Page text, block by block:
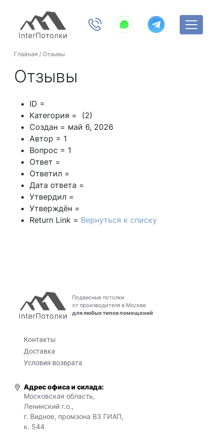
Главная / Отзывы
Отзывы
ID =
Категория = (2)
Создан = май 6, 2026
Автор = 1
Вопрос = 1
Ответ =
Ответил =
Дата ответа =
Утвердил =
Утверждён =
Return Link = Вернуться к списку
Подвесные потолки
от производителя в Москве
для любых типов помещений
Контакты
Доставка
Условия возврата
Адрес офиса и склада:
Московская область,
Ленинский г.о.,
г. Видное, промзона ВЗ ГИАП,
к. 544